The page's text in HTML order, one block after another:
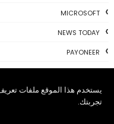
تجربتك.
MICROSOFT
NEWS TODAY
PAYONEER
PROGRAMING